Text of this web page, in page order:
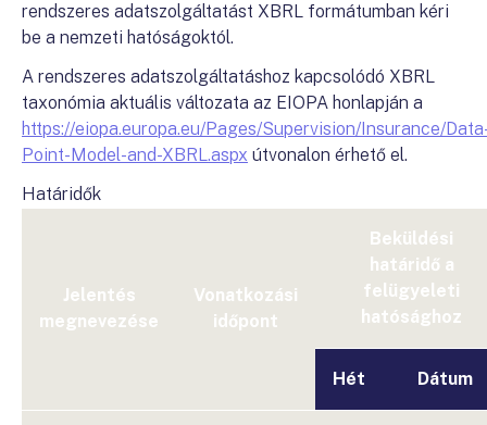
rendszeres adatszolgáltatást XBRL formátumban kéri
be a nemzeti hatóságoktól.
A rendszeres adatszolgáltatáshoz kapcsolódó XBRL
taxonómia aktuális változata az EIOPA honlapján a
https://eiopa.europa.eu/Pages/Supervision/Insurance/
Point-Model-and-XBRL.aspx útvonalon érhető el.
Határidők
Jelentés
megnevezése
Vonatkozási
időpont
Beküldési
határidő a
felügyeleti
hatósághoz
Hét Dátum